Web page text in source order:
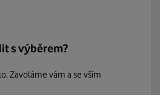
s výběrem?
Zavoláme vám a se vším